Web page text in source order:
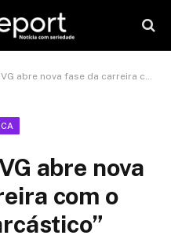
nova fase da carreira com o álbum “Sarcástico”
abre nova
com o